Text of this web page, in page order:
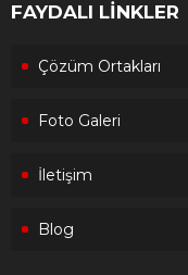
FAYDALI LİNKLER
Çözüm Ortakları
Foto Galeri
İletişim
Blog